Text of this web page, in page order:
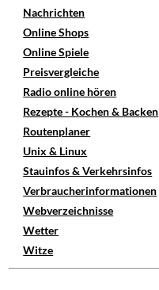
Nachrichten
Online Shops
Online Spiele
Preisvergleiche
Radio online hören
Rezepte - Kochen & Backen
Routenplaner
Unix & Linux
Stauinfos & Verkehrsinfos
Verbraucherinformationen
Webverzeichnisse
Wetter
Witze